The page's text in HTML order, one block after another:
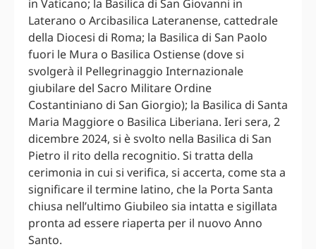
in Vaticano; la Basilica di San Giovanni in
Laterano o Arcibasilica Lateranense, cattedrale
della Diocesi di Roma; la Basilica di San Paolo
fuori le Mura o Basilica Ostiense (dove si
svolgerà il Pellegrinaggio Internazionale
giubilare del Sacro Militare Ordine
Costantiniano di San Giorgio); la Basilica di Santa
Maria Maggiore o Basilica Liberiana. Ieri sera, 2
dicembre 2024, si è svolto nella Basilica di San
Pietro il rito della recognitio. Si tratta della
cerimonia in cui si verifica, si accerta, come sta a
significare il termine latino, che la Porta Santa
chiusa nell’ultimo Giubileo sia intatta e sigillata
pronta ad essere riaperta per il nuovo Anno
Santo.